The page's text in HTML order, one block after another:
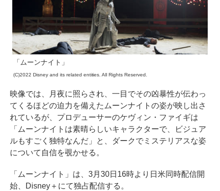
「ムーンナイト」
(C)2022 Disney and its related entities. All Rights Reserved.
映像では、月夜に照らされ、一目でその凶暴性が伝わっ
てくるほどの迫力を備えたムーンナイトの姿が映し出さ
れているが、プロデューサーのケヴィン・ファイギは
「ムーンナイトは素晴らしいキャラクターで、ビジュア
ルもすごく独特なんだ」と、ダークでミステリアスな姿
について自信を覗かせる。
「ムーンナイト」は、3月30日16時より日米同時配信開
始、Disney＋にて独占配信する。